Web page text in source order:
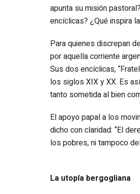
apunta su misión
encíclicas? ¿Qué inspira
Para quienes discrepan
por aquella corriente
Sus dos encíclicas,
los siglos XIX y XX. Es
tanto sometida al bien
El apoyo papal a los
dicho con claridad: “El
los pobres, ni tampoco
La utopía bergogliana